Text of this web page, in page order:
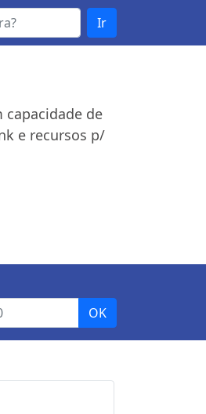
Ir
capacidade de
e recursos p/